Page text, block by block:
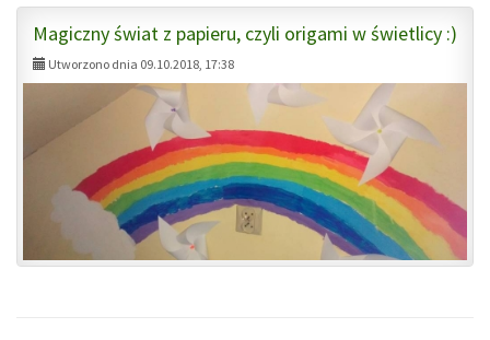
Magiczny świat z papieru, czyli origami w świetlicy :)
Utworzono dnia 09.10.2018, 17:38